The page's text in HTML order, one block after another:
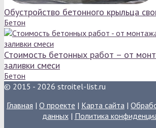
Обустройство бетонного крыльца
Бетон
Стоимость бетонных работ – от
заливки смеси
Бетон
© 2015 - 2026 stroitel-list.ru
Главная | О проекте | Карта сайта |
данных| Политика